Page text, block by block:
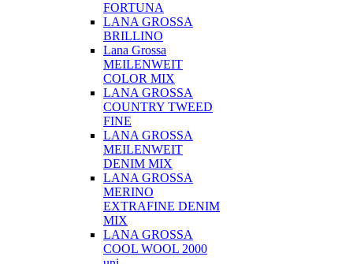
FORTUNA
LANA GROSSA
BRILLINO
Lana Grossa
MEILENWEIT
COLOR MIX
LANA GROSSA
COUNTRY TWEED
FINE
LANA GROSSA
MEILENWEIT
DENIM MIX
LANA GROSSA
MERINO
EXTRAFINE DENIM
MIX
LANA GROSSA
COOL WOOL 2000